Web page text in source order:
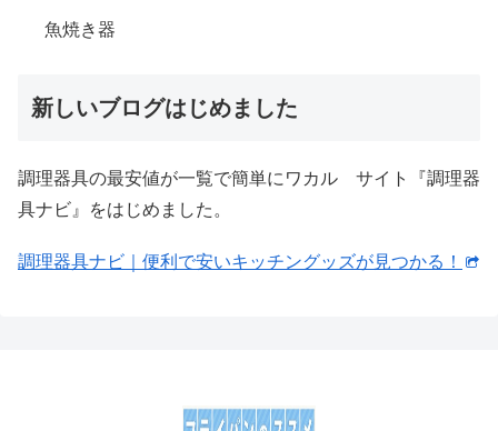
魚焼き器
新しいブログはじめました
調理器具の最安値が一覧で簡単にワカル サイト『調理器
具ナビ』をはじめました。
調理器具ナビ｜便利で安いキッチングッズが見つかる！